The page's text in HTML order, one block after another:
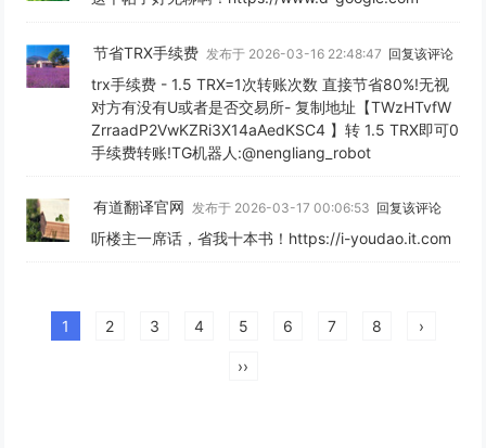
节省TRX手续费 发布于 2026-03-16 22:48:47 回复该评论
trx手续费 - 1.5 TRX=1次转账次数 直接节省80%!无视
对方有没有U或者是否交易所- 复制地址【TWzHTvfW
ZrraadP2VwKZRi3X14aAedKSC4 】转 1.5 TRX即可0
手续费转账!TG机器人:@nengliang_robot
有道翻译官网 发布于 2026-03-17 00:06:53 回复该评论
听楼主一席话，省我十本书！https://i-youdao.it.com
1 2 3 4 5 6 7 8 ›
››